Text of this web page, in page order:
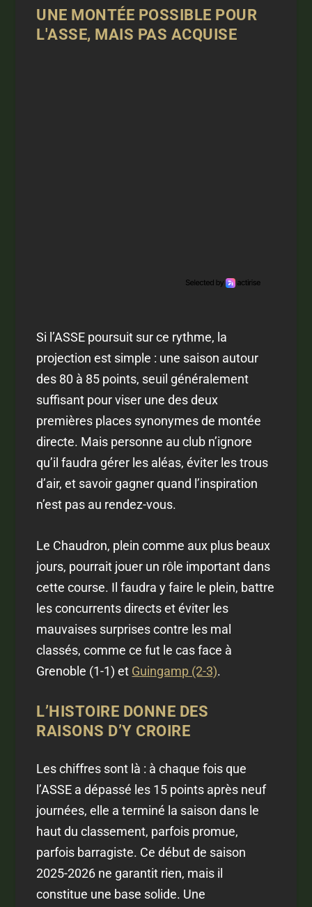
UNE MONTÉE POSSIBLE POUR
L'ASSE, MAIS PAS ACQUISE
Si l’ASSE poursuit sur ce rythme, la
projection est simple : une saison autour
des 80 à 85 points, seuil généralement
suffisant pour viser une des deux
premières places synonymes de montée
directe. Mais personne au club n’ignore
qu’il faudra gérer les aléas, éviter les trous
d’air, et savoir gagner quand l’inspiration
n’est pas au rendez-vous.
Le Chaudron, plein comme aux plus beaux
jours, pourrait jouer un rôle important dans
cette course. Il faudra y faire le plein, battre
les concurrents directs et éviter les
mauvaises surprises contre les mal
classés, comme ce fut le cas face à
Grenoble (1-1) et Guingamp (2-3).
L’HISTOIRE DONNE DES
RAISONS D’Y CROIRE
Les chiffres sont là : à chaque fois que
l’ASSE a dépassé les 15 points après neuf
journées, elle a terminé la saison dans le
haut du classement, parfois promue,
parfois barragiste. Ce début de saison
2025-2026 ne garantit rien, mais il
constitue une base solide. Une